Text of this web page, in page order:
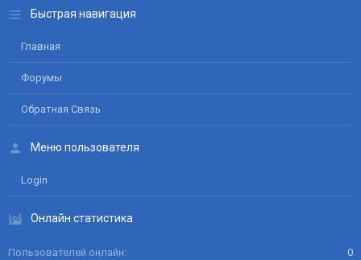
Быстрая навигация
Главная
Форумы
Обратная Связь
Меню пользователя
Login
Онлайн статистика
Пользователей онлайн 0